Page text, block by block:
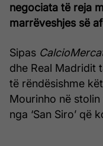
negociata të reja
marrëveshjes së
Sipas
dhe Real Madridit
të rëndësishme
Mourinho në
nga ‘San Siro’ që